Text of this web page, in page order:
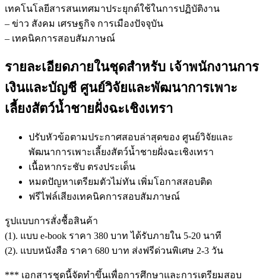
เทคโนโลยีสารสนเทศมาประยุกต์ใช้ในการปฏิบัติงาน
– ข่าว สังคม เศรษฐกิจ การเมืองปัจจุบัน
– เทคนิคการสอบสัมภาษณ์
รายละเอียดภายในชุดสำหรับ เจ้าพนักงานการ
เงินและบัญชี ศูนย์วิจัยและพัฒนาการเพาะ
เลี้ยงสัตว์น้ำชายฝั่งฉะเชิงเทรา
ปรับหัวข้อตามประกาศสอบล่าสุดของ ศูนย์วิจัยและ
พัฒนาการเพาะเลี้ยงสัตว์น้ำชายฝั่งฉะเชิงเทรา
เนื้อหากระชับ ตรงประเด็น
หมดปัญหาเตรียมตัวไม่ทัน เพิ่มโอกาสสอบติด
ฟรีไฟล์เสียงเทคนิคการสอบสัมภาษณ์
รูปแบบการสั่งชื้อสินค้า
(1). แบบ e-book ราคา 380 บาท ได้รับภายใน 5-20 นาที
(2). แบบหนังสือ ราคา 680 บาท ส่งฟรีด่วนพิเศษ 2-3 วัน
*** เอกสารชุดนี้จัดทำขึ้นเพื่อการศึกษาและการเตรียมสอบ